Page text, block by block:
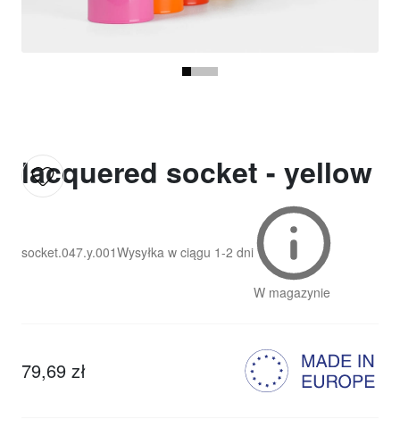
lacquered socket - yellow
socket.047.y.001Wysyłka w ciągu 1-2 dni
W magazynie
79,69 zł